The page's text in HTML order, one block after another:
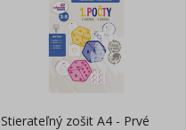
Stierateľný zošit A4 - Prvé